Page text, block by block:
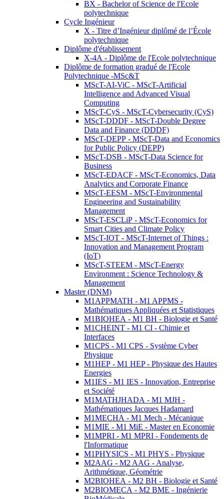
BX - Bachelor of Science de l'Ecole
polytechnique
Cycle Ingénieur
X - Titre d’Ingénieur diplômé de l’École
polytechnique
Diplôme d'établissement
X-4A - Diplôme de l'Ecole polytechnique
Diplôme de formation gradué de l'Ecole
Polytechnique -MSc&T
MScT-AI-ViC - MScT-Artificial
Intelligence and Advanced Visual
Computing
MScT-CyS - MScT-Cybersecurity (CyS)
MScT-DDDF - MScT-Double Degree
Data and Finance (DDDF)
MScT-DEPP - MScT-Data and Economics
for Public Policy (DEPP)
MScT-DSB - MScT-Data Science for
Business
MScT-EDACF - MScT-Economics, Data
Analytics and Corporate Finance
MScT-EESM - MScT-Environmental
Engineering and Sustainability
Management
MScT-ESCLiP - MScT-Economics for
Smart Cities and Climate Policy
MScT-IOT - MScT-Internet of Things :
Innovation and Management Program
(IoT)
MScT-STEEM - MScT-Energy
Environment : Science Technology &
Management
Master (DNM)
M1APPMATH - M1 APPMS -
Mathématiques Appliquées et Statistiques
M1BIOHEA - M1 BH - Biologie et Santé
M1CHEINT - M1 CI - Chimie et
Interfaces
M1CPS - M1 CPS - Système Cyber
Physique
M1HEP - M1 HEP - Physique des Hautes
Energies
M1IES - M1 IES - Innovation, Entreprise
et Société
M1MATHJHADA - M1 MJH -
Mathématiques Jacques Hadamard
M1MECHA - M1 Mech - Mécanique
M1MIE - M1 MiE - Master en Economie
M1MPRI - M1 MPRI - Fondements de
l'Informatique
M1PHYSICS - M1 PHYS - Physique
M2AAG - M2 AAG - Analyse,
Arithmétique, Géométrie
M2BIOHEA - M2 BH - Biologie et Santé
M2BIOMECA - M2 BME - Ingénierie